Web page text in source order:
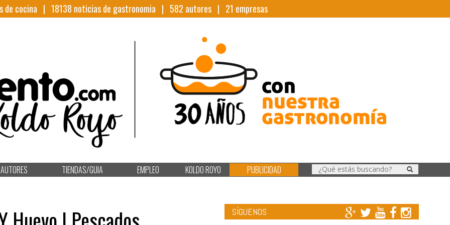
de cocina | 18138 noticias de gastronomia | 582 autores | 21 empresas
AUTORES TIENDAS/GUIA EMPLEO KOLDO ROYO PUBLICIDAD
SÍGUENOS